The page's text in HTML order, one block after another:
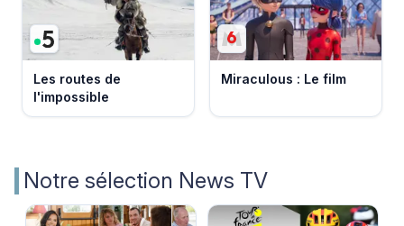
Les routes de
l'impossible
Miraculous : Le film
Notre sélection News TV